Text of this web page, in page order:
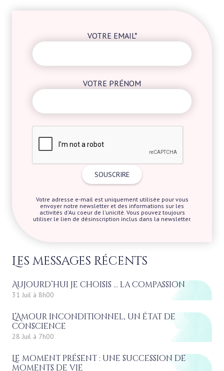
VOTRE EMAIL*
VOTRE PRÉNOM
Votre adresse e-mail est uniquement utilisée pour vous
envoyer notre newsletter et des informations sur les
activités d'Au coeur de l'unicité. Vous pouvez toujours
utiliser le lien de désinscription inclus dans la newsletter.
Les messages récents
Aujourd’hui je choisis … la compassion
31 Juil à 8h00
L’Amour inconditionnel, un état de
conscience
28 Juil à 7h00
Le moment présent : une succession de
moments de vie